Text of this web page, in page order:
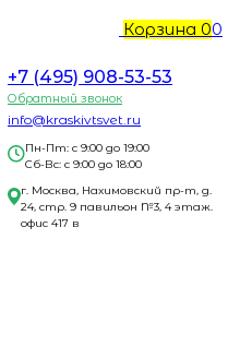
Корзина 00
+7 (495) 908-53-53
Обратный звонок
info@kraskivtsvet.ru
Пн-Пт: с 9:00 до 19:00
Сб-Вс: с 9:00 до 18:00
г. Москва, Нахимовский пр-т, д.
24, стр. 9 павильон №3, 4 этаж.
офис 417 в